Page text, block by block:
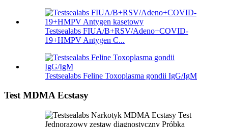
Testsealabs FIUA/B+RSV/Adeno+COVID-
19+HMPV Antygen C...
Testsealabs Feline Toxoplasma gondii IgG/IgM
Test MDMA Ecstasy